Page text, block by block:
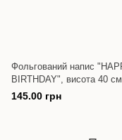
Фольгований напис
BIRTHDAY", висота 40 см
145.00 грн